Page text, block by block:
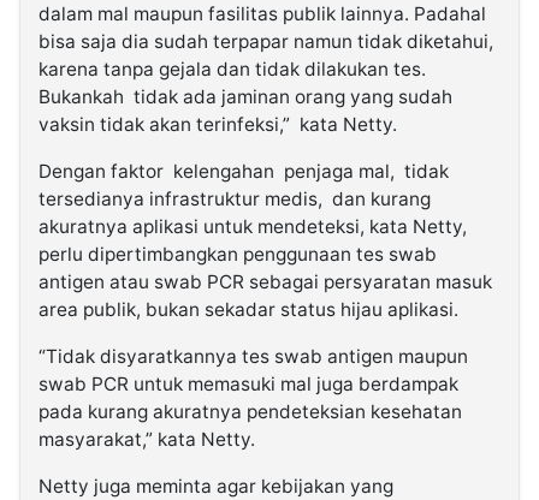
dalam mal maupun fasilitas publik lainnya. Padahal
bisa saja dia sudah terpapar namun tidak diketahui,
karena tanpa gejala dan tidak dilakukan tes.
Bukankah tidak ada jaminan orang yang sudah
vaksin tidak akan terinfeksi,” kata Netty.
Dengan faktor kelengahan penjaga mal, tidak
tersedianya infrastruktur medis, dan kurang
akuratnya aplikasi untuk mendeteksi, kata Netty,
perlu dipertimbangkan penggunaan tes swab
antigen atau swab PCR sebagai persyaratan masuk
area publik, bukan sekadar status hijau aplikasi.
“Tidak disyaratkannya tes swab antigen maupun
swab PCR untuk memasuki mal juga berdampak
pada kurang akuratnya pendeteksian kesehatan
masyarakat,” kata Netty.
Netty juga meminta agar kebijakan yang